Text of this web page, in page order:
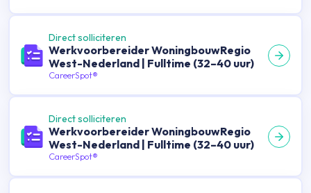
Direct solliciteren
Werkvoorbereider WoningbouwRegio
West-Nederland | Fulltime (32–40 uur)
CareerSpot®
Direct solliciteren
Werkvoorbereider WoningbouwRegio
West-Nederland | Fulltime (32–40 uur)
CareerSpot®